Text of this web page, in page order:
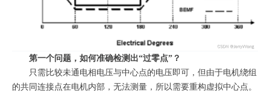
第一个问题，如何准确检测出“过零点”？
只需比较未通电相电压与中心点的电压即可，但由于电机绕组
的共同连接点在电机内部，无法测量，所以需要重构虚拟中心点。